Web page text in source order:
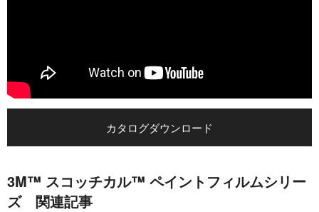
カタログダウンロード
3M™ スコッチカル™ ペイントフィルムシリー
ズ 関連記事